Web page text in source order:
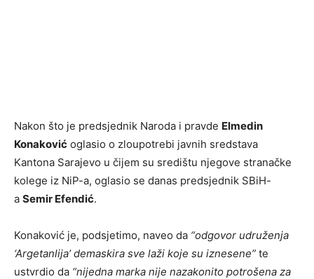
Nakon što je predsjednik Naroda i pravde Elmedin
Konaković oglasio o zloupotrebi javnih sredstava
Kantona Sarajevo u čijem su središtu njegove stranačke
kolege iz NiP-a, oglasio se danas predsjednik SBiH-
a Semir Efendić.
Konaković je, podsjetimo, naveo da “odgovor udruženja
‘Argetanlija’ demaskira sve laži koje su iznesene” te
ustvrdio da “nijedna marka nije nazakonito potrošena za